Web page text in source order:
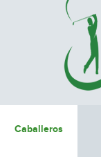
Caballeros